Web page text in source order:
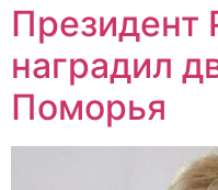
Президент
наградил
Поморья